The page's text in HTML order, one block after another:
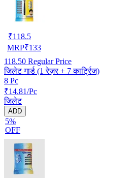
₹118.5
MRP₹133
118.50 Regular Price
जिलेट गार्ड (1 रेज़र + 7 कार्ट्रिज)
8 Pc
₹14.81/Pc
जिलेट
ADD
5%
OFF